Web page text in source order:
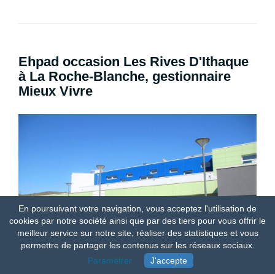
Ehpad occasion Les Rives D'Ithaque
à La Roche-Blanche, gestionnaire
Mieux Vivre
En poursuivant votre navigation, vous acceptez l'utilisation de
cookies par notre société ainsi que par des tiers pour vous offrir le
meilleur service sur notre site, réaliser des statistiques et vous
permettre de partager les contenus sur les réseaux sociaux.
Paramétrer
J'accepte